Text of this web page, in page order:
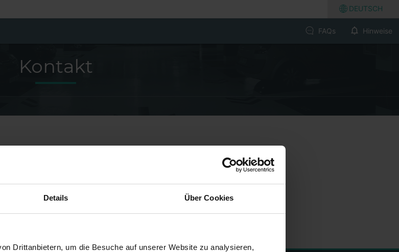
Details Über Cookies
Drittanbietern, um die Besuche auf unserer Website zu analysieren,
DEUTSCH
FAQs Hinweise
Kontakt